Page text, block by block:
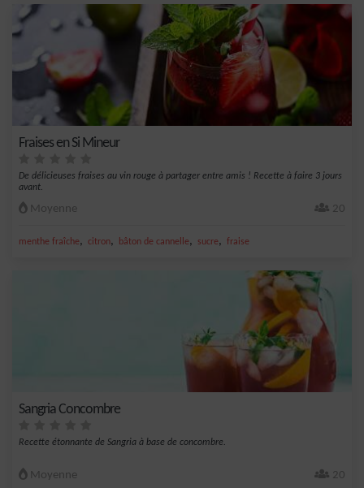
Fraises en Si Mineur
De délicieuses fraises au vin rouge à partager entre amis ! Recette à faire 3 jours
avant.
Moyenne 20
menthe fraîche, citron, bâton de cannelle, sucre, fraise
Sangria Concombre
Recette étonnante de Sangria à base de concombre.
Moyenne 20